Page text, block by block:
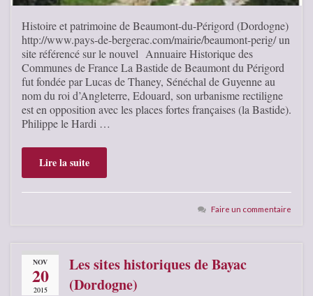
Histoire et patrimoine de Beaumont-du-Périgord (Dordogne)
http://www.pays-de-bergerac.com/mairie/beaumont-perig/ un
site référencé sur le nouvel Annuaire Historique des
Communes de France La Bastide de Beaumont du Périgord
fut fondée par Lucas de Thaney, Sénéchal de Guyenne au
nom du roi d’Angleterre, Edouard, son urbanisme rectiligne
est en opposition avec les places fortes françaises (la Bastide).
Philippe le Hardi …
Lire la suite
Faire un commentaire
NOV
20
2015
Les sites historiques de Bayac
(Dordogne)